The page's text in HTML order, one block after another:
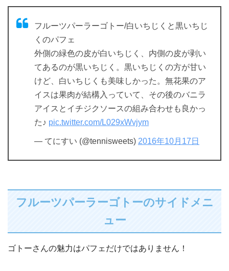
フルーツパーラーゴトー/白いちじくと黒いちじ
くのパフェ
外側の緑色の皮が白いちじく、内側の皮が剥い
てあるのが黒いちじく。黒いちじくの方が甘い
けど、白いちじくも美味しかった。無花果のア
イスは果肉が結構入っていて、その後のバニラ
アイスとイチジクソースの組み合わせも良かっ
た♪ pic.twitter.com/L029xWvjym
— てにすい (@tennisweets) 2016年10月17日
フルーツパーラーゴトーのサイドメニ
ュー
ゴトーさんの魅力はパフェだけではありません！